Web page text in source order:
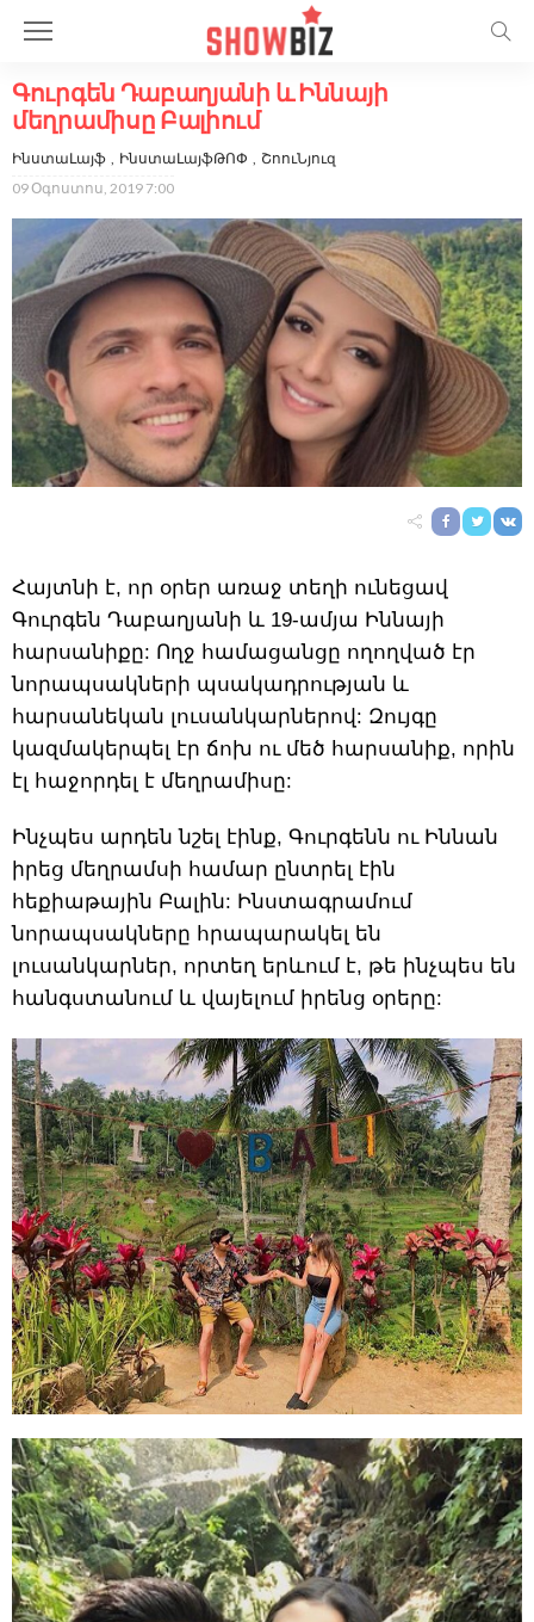
Գուրգեն Դաբաղյանի և Իննայի
մեղրամիսը Բալիում
ԻնստաԼայֆ ԻնստաԼայֆԹՈՓ
ՇոուՆյուզ
09 Օգոստոս, 2019 7:00
Հայտնի է, որ օրեր առաջ տեղի ունեցավ
Գուրգեն Դաբաղյանի և 19-ամյա Իննայի
հարսանիքը: Ողջ համացանցը ողողված էր
նորապսակների պսակադրության և
հարսանեկան լուսանկարներով: Զույգը
կազմակերպել էր ճոխ ու մեծ հարսանիք, որին
էլ հաջորդել է մեղրամիսը:
Ինչպես արդեն նշել էինք, Գուրգենն ու Իննան
իրեց մեղրամսի համար ընտրել էին
հեքիաթային Բալին: Ինստագրամում
նորապսակները հրապարակել են
լուսանկարներ, որտեղ երևում է, թե ինչպես են
հանգստանում և վայելում իրենց օրերը: